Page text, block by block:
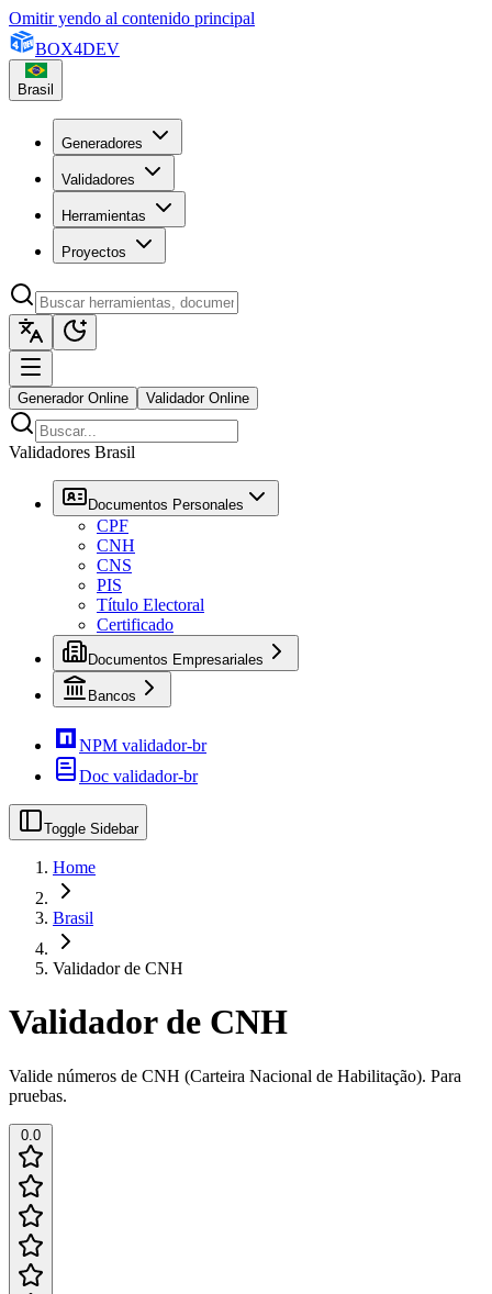
Omitir yendo al contenido principal
BOX4DEV
Brasil
Generadores
Validadores
Herramientas
Proyectos
Generador Online Validador Online
Validadores Brasil
Documentos Personales
CPF
CNH
CNS
PIS
Título Electoral
Certificado
Documentos Empresariales
Bancos
NPM validador-br
Doc validador-br
Toggle Sidebar
Home
Brasil
Validador de CNH
Validador de CNH
Valide números de CNH (Carteira Nacional de Habilitação). Para
pruebas.
0.0